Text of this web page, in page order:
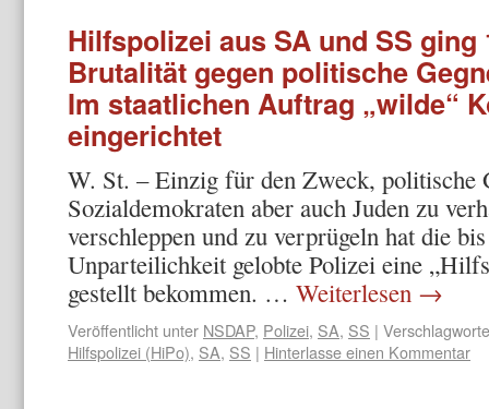
Hilfspolizei aus SA und SS
Brutalität gegen politische
Im staatlichen Auftrag „wilde“
eingerichtet
W. St. – Einzig für den Zweck, politische
Sozialdemokraten aber auch Juden zu
verschleppen und zu verprügeln hat die
Unparteilichkeit gelobte Polizei eine
gestellt bekommen. … Weiterlesen →
Veröffentlicht unter NSDAP, Polizei, SA, SS |
Hilfspolizei (HiPo), SA, SS | Hinterlasse einen Kommentar